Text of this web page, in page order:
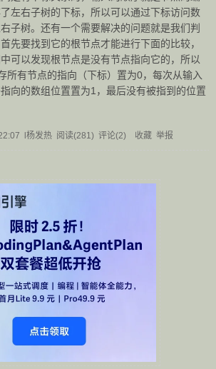
左右子树的下标，所以可以通过下标访问数
子树。还有一个需要解决的问题就是我们判
先要找到它的根节点才能进行下面的比较，
可以发现根节点是没有节点指向它的，所以
所有节点的指向（下标）置为0，每次从输入
向的数组位置置为1，最后没有被指到的位置
l杨发热 阅读(281) 评论(2) 收藏 举报